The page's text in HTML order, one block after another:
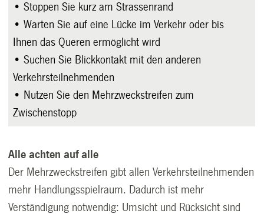
• Stoppen Sie kurz am Strassenrand
• Warten Sie auf eine Lücke im Verkehr oder bis
Ihnen das Queren ermöglicht wird
• Suchen Sie Blickkontakt mit den anderen
Verkehrsteilnehmenden
• Nutzen Sie den Mehrzweckstreifen zum
Zwischenstopp
Alle achten auf alle
Der Mehrzweckstreifen gibt allen Verkehrsteilnehmenden
mehr Handlungsspielraum. Dadurch ist mehr
Verständigung notwendig: Umsicht und Rücksicht sind